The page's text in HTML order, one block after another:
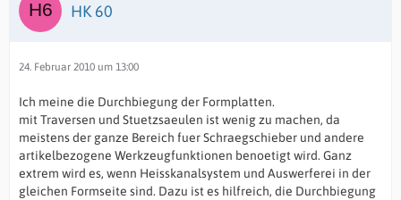
HK 60
24. Februar 2010 um 13:00
Ich meine die Durchbiegung der Formplatten.
mit Traversen und Stuetzsaeulen ist wenig zu machen, da
meistens der ganze Bereich fuer Schraegschieber und andere
artikelbezogene Werkzeugfunktionen benoetigt wird. Ganz
extrem wird es, wenn Heisskanalsystem und Auswerferei in der
gleichen Formseite sind. Dazu ist es hilfreich, die Durchbiegung